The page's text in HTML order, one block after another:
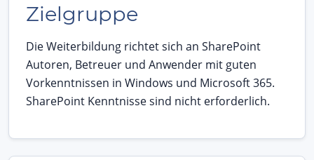
Zielgruppe
Die Weiterbildung richtet sich an SharePoint
Autoren, Betreuer und Anwender mit guten
Vorkenntnissen in Windows und Microsoft 365.
SharePoint Kenntnisse sind nicht erforderlich.